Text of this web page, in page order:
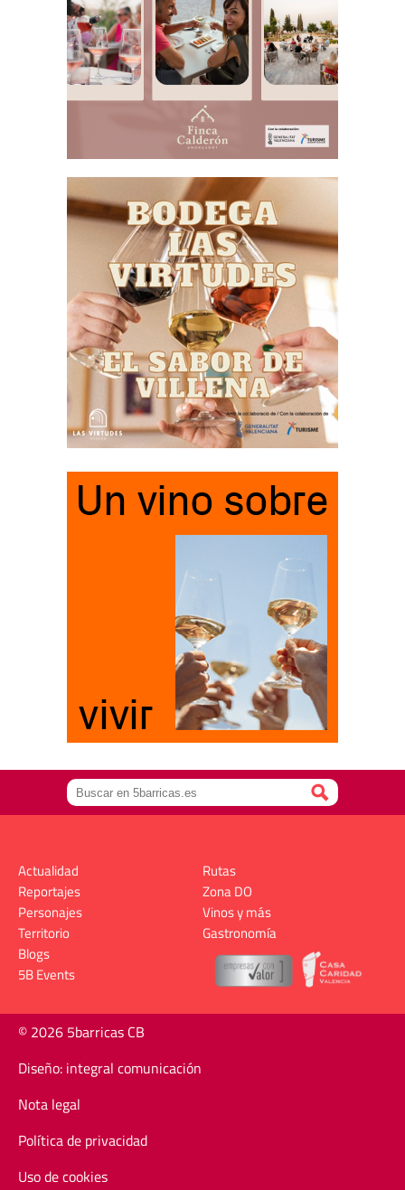
Actualidad
Reportajes
Personajes
Territorio
Rutas
Zona DO
Vinos y más
Gastronomía
Blogs
5B Events
© 2026 5barricas CB
Diseño: integral comunicación
Nota legal
Política de privacidad
Uso de cookies